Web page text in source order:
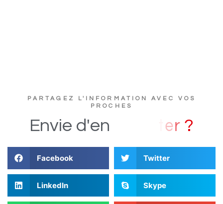
PARTAGEZ L'INFORMATION AVEC VOS
PROCHES
Envie d'en ?
Facebook Twitter
LinkedIn Skype